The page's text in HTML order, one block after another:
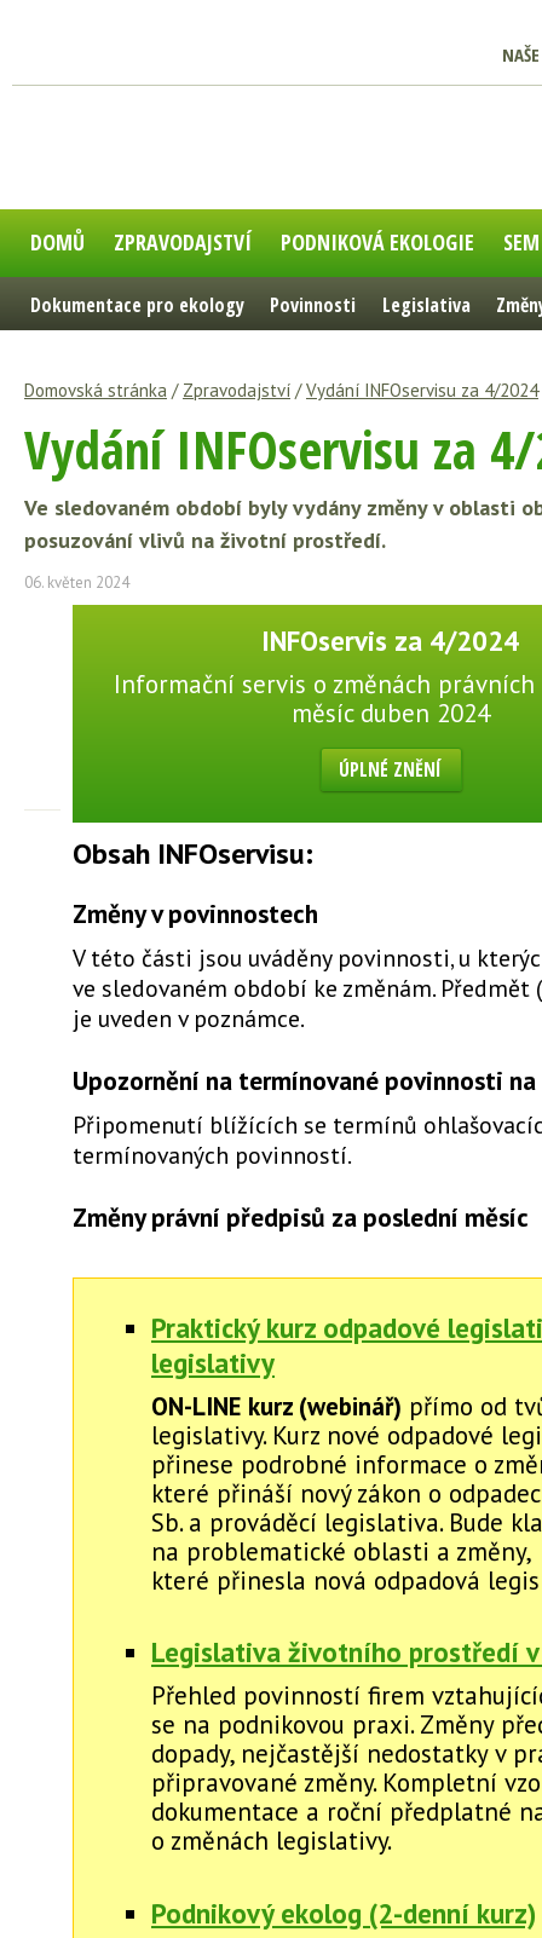
DOMŮ ZPRAVODAJSTVÍ PODNIKOVÁ EKOLOGIE
Dokumentace pro ekology Povinnosti Legislativa
Domovská stránka / Zpravodajství /Vydání INFOservisu za 4/2024
Vydání INFOservisu za
Ve sledovaném období byly vydány změny v oblasti
posuzování vlivů na životní prostředí.
06. květen 2024
INFOservis za 4/2024
Informační servis o změnách právních
měsíc duben 2024
ÚPLNÉ ZNĚNÍ
Obsah INFOservisu:
Změny v povinnostech
V této části jsou uváděny povinnosti, u
ve sledovaném období ke změnám. Předmět
je uveden v poznámce.
Upozornění na termínované povinnosti
Připomenutí blížících se termínů
termínovaných povinností.
Změny právní předpisů za poslední měsíc
Praktický kurz odpadové
legislativy
ON-LINE kurz (webinář) přímo od
legislativy. Kurz nové odpadové
přinese podrobné informace o
které přináší nový zákon o
Sb. a prováděcí legislativa. Bude
na problematické oblasti a změny,
které přinesla nová odpadová
Legislativa životního prostředí
Přehled povinností firem
se na podnikovou praxi. Změny
dopady, nejčastější nedostatky v
připravované změny. Kompletní
dokumentace a roční předplatné
o změnách legislativy.
Podnikový ekolog (2-denní kurz)